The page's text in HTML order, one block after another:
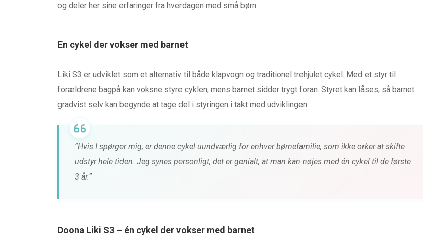
og deler her sine erfaringer fra hverdagen med små børn.
En cykel der vokser med barnet
Liki S3 er udviklet som et alternativ til både klapvogn og traditionel trehjulet cykel. Med et styr til
forældrene bagpå kan voksne styre cyklen, mens barnet sidder trygt foran. Styret kan låses, så barnet
gradvist selv kan begynde at tage del i styringen i takt med udviklingen.
“Hvis I spørger mig, er denne cykel uundværlig for enhver børnefamilie, som ikke orker at skifte
udstyr hele tiden. Jeg synes personligt, det er genialt, at man kan nøjes med én cykel til de første
3 år.”
Doona Liki S3 – én cykel der vokser med barnet
TEST af Baby Jogger City
15 ting der gør hverdagen